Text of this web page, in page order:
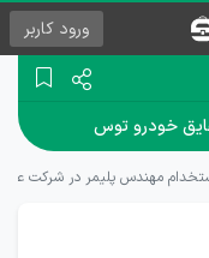
ورود کاربر
خودرو توس
مهندس پلیمر در شرکت